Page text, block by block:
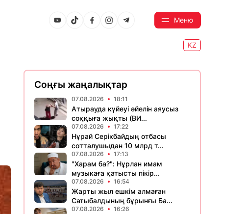
Меню
KZ
Соңғы жаңалықтар
07.08.2026 18:11
Атырауда күйеуі әйелін аяусыз
соққыға жықты (ВИ...
07.08.2026 17:22
Нұрай Серікбайдың отбасы
сотталушыдан 10 млрд т...
07.08.2026 17:13
"Харам ба?": Нұрлан имам
музыкаға қатысты пікір...
07.08.2026 16:54
Жарты жыл ешкім алмаған
Сатыбалдының бұрынғы Ба...
07.08.2026 16:26